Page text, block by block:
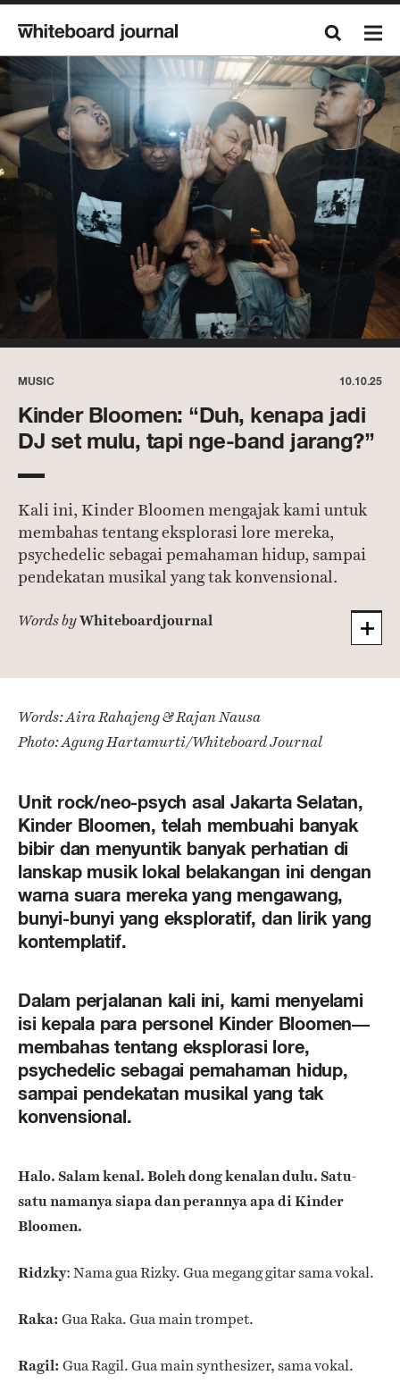
MUSIC 10.10.25
Kinder Bloomen: “Duh, kenapa jadi
DJ set mulu, tapi nge-band jarang?”
Kali ini, Kinder Bloomen mengajak kami untuk
membahas tentang eksplorasi lore mereka,
psychedelic sebagai pemahaman hidup, sampai
pendekatan musikal yang tak konvensional.
Words byWhiteboardjournal
Words: Aira Rahajeng & Rajan Nausa
Photo: Agung Hartamurti/Whiteboard Journal
Unit rock/neo-psych asal Jakarta Selatan,
Kinder Bloomen, telah membuahi banyak
bibir dan menyuntik banyak perhatian di
lanskap musik lokal belakangan ini dengan
warna suara mereka yang mengawang,
bunyi-bunyi yang eksploratif, dan lirik yang
kontemplatif.
Dalam perjalanan kali ini, kami menyelami
isi kepala para personel Kinder Bloomen—
membahas tentang eksplorasi lore,
psychedelic sebagai pemahaman hidup,
sampai pendekatan musikal yang tak
konvensional.
Halo. Salam kenal. Boleh dong kenalan dulu. Satu-
satu namanya siapa dan perannya apa di Kinder
Bloomen.
Ridzky: Nama gua Rizky. Gua megang gitar sama vokal.
Raka: Gua Raka. Gua main trompet.
Ragil: Gua Ragil. Gua main synthesizer, sama vokal.